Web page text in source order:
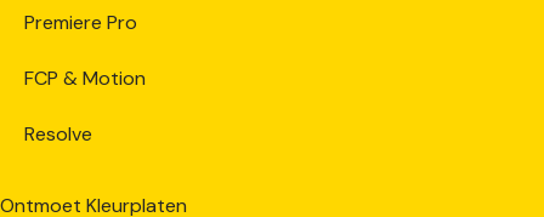
Premiere Pro
FCP & Motion
Resolve
Ontmoet Kleurplaten